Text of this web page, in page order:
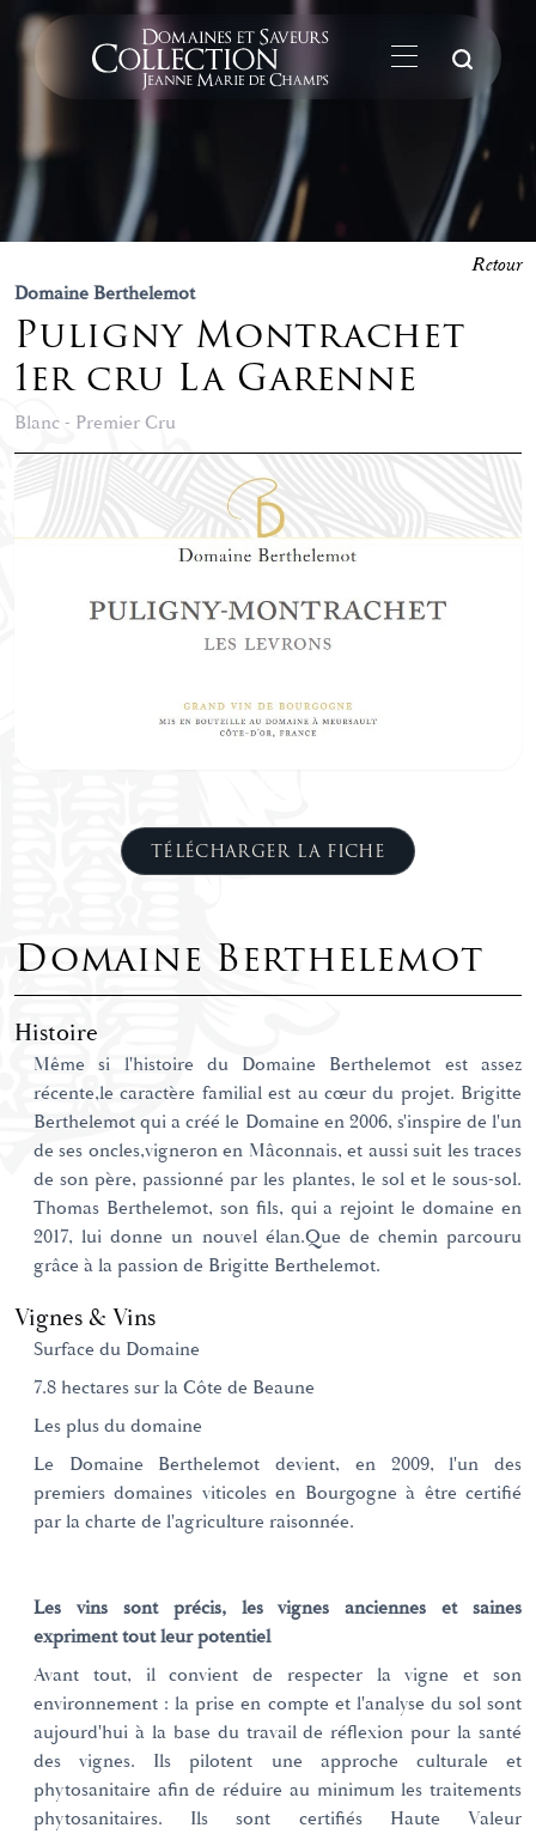
Domaine Berthelemot
Puligny Montrachet
1er cru La Garenne
Blanc - Premier Cru
Retour
TÉLÉCHARGER LA FICHE
Domaine Berthelemot
Histoire
Même si l'histoire du Domaine Berthelemot est assez
récente,le caractère familial est au cœur du projet. Brigitte
Berthelemot qui a créé le Domaine en 2006, s'inspire de l'un
de ses oncles,vigneron en Mâconnais, et aussi suit les traces
de son père, passionné par les plantes, le sol et le sous-sol.
Thomas Berthelemot, son fils, qui a rejoint le domaine en
2017, lui donne un nouvel élan.Que de chemin parcouru
grâce à la passion de Brigitte Berthelemot.
Vignes & Vins
Surface du Domaine
7.8 hectares sur la Côte de Beaune
Les plus du domaine
Le Domaine Berthelemot devient, en 2009, l'un des
premiers domaines viticoles en Bourgogne à être certifié
par la charte de l'agriculture raisonnée.
Les vins sont précis, les vignes anciennes et saines
expriment tout leur potentiel
Avant tout, il convient de respecter la vigne et son
environnement : la prise en compte et l'analyse du sol sont
aujourd'hui à la base du travail de réflexion pour la santé
des vignes. Ils pilotent une approche culturale et
phytosanitaire afin de réduire au minimum les traitements
phytosanitaires. Ils sont certifiés Haute Valeur